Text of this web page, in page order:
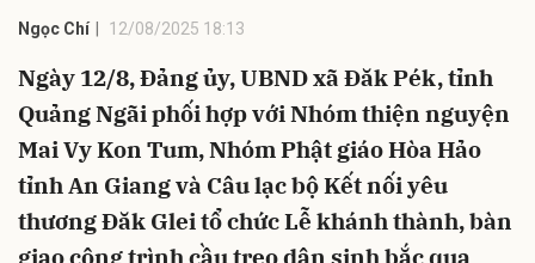
Ngọc Chí 12/08/2025 18:13
Ngày 12/8, Đảng ủy, UBND xã Đăk Pék, tỉnh
Quảng Ngãi phối hợp với Nhóm thiện nguyện
Mai Vy Kon Tum, Nhóm Phật giáo Hòa Hảo
tỉnh An Giang và Câu lạc bộ Kết nối yêu
thương Đăk Glei tổ chức Lễ khánh thành, bàn
giao công trình cầu treo dân sinh bắc qua